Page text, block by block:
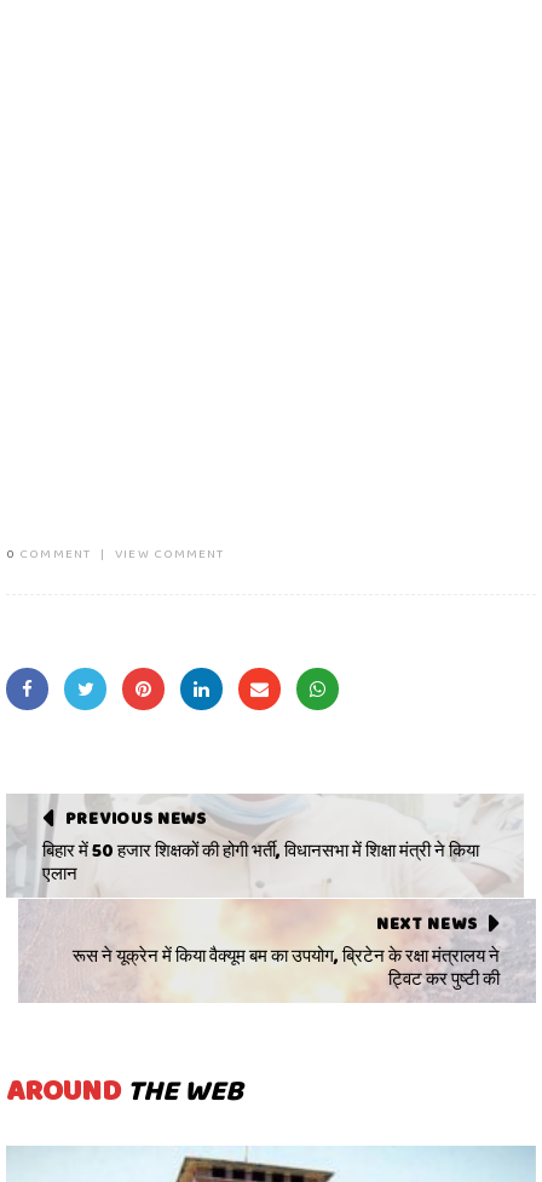
0 COMMENT | VIEW COMMENT
PREVIOUS NEWS
बिहार में 50 हजार शिक्षकों की होगी भर्ती, विधानसभा में शिक्षा मंत्री ने किया
एलान
NEXT NEWS
रूस ने यूक्रेन में किया वैक्यूम बम का उपयोग, ब्रिटेन के रक्षा मंत्रालय ने
ट्विट कर पुष्टी की
AROUND THE WEB